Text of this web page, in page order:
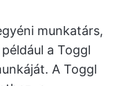
munkatárs,
a Toggl
A Toggl